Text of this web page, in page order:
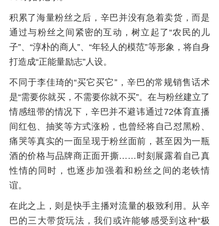
积累了海量粉丝之后，辛巴并没有急着卖货，而是
通过与粉丝之间紧密的互动，树立起了“农民的儿
子”、“淳朴的商人”、“年轻人的模范”等形象，将自身
打造成“正能量励志”人设。
不同于李佳琦的“买它买它”，辛巴的常规销售话术
是“需要你就买，不需要你就不买”。在与粉丝建立了
情感纽带的情况下，辛巴并不避讳通过72体育直播
间红包、抽奖等方式涨粉，也曾经将自己怼黑粉、
痛哭等真实的一面呈现于粉丝面前，甚至因为一瓶
酒的价格与品牌商正面开撕……时刻展露着自己真
性情的同时，也逐步加强着和粉丝之间的老铁情
谊。
在此之上，则是快手主播对流量的极致利用。从辛
巴的三大带货玩法，我们或许能够感受到这种“极